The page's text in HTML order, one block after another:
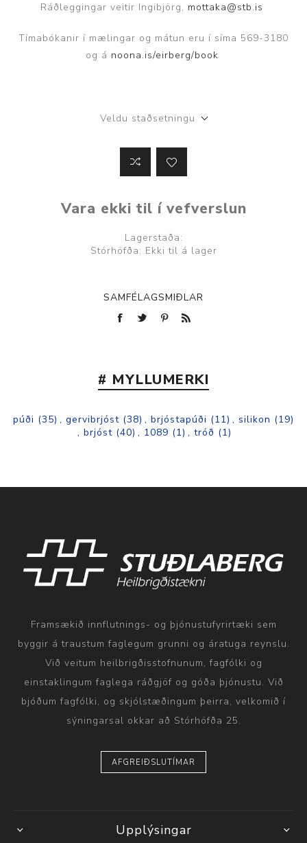
Ráðleggingar veitir Ingibjörg, mottaka@stb.is
Tímabókanir í mælingar og mátun eru í síma 569-3180
og á noona.is/eirberg/book
Veldu staðsetningu
Vara ekki til í vefverslun
Lagerstaða:
Stórhöfða: Ekki til á lager
SAMFÉLAGSMIÐLAR
# MYLLUMERKI
púði (35) , gervibrjóst (38) , brjóstapúði (11) , silikon (19)
, brjóst (40) , 1089 (1) , tróð (1)
Framsækið innflutnings- og þjónustufyrirtæki sem
byggir á traustum faglegum grunni og áratuga reynslu.
Við veitum heilbrigðisstofnunum, fagfólki og
einstaklingum faglega ráðgjöf og góða þjónustu. Við
bjóðum fagfólki, og skjólstæðingum þeirra, velkomið í
sýningarsal okkar að Stórhöfða 25.
AFGREIÐSLUTÍMAR
Upplýsingar